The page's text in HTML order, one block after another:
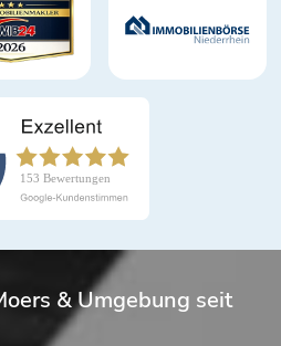
& Umgebung seit